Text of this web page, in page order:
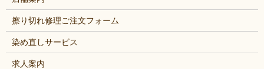
擦り切れ修理ご注文フォーム
染め直しサービス
求人案内